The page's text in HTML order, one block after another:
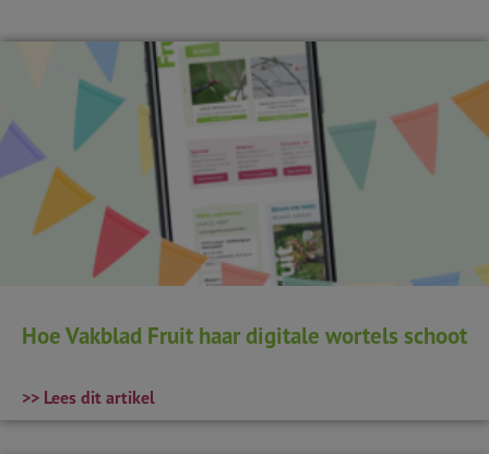
Hoe Vakblad Fruit haar digitale wortels schoot
>> Lees dit artikel